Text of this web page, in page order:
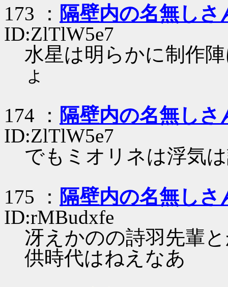
173 ： 隔壁内の名無しさ
ID:ZlTlW5e7
水星は明らかに制作
ょ
174 ： 隔壁内の名無しさ
ID:ZlTlW5e7
でもミオリネは浮気
175 ： 隔壁内の名無しさ
ID:rMBudxfe
冴えかのの詩羽先輩
供時代はねえなあ